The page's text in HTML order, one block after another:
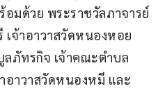
อมด้วย พระราชวัลภาจารย์
เจ้าอาวาสวัดหนองหอย
ภัทรกิจ เจ้าคณะตำบล
อาวาสวัดหนองหมี และ